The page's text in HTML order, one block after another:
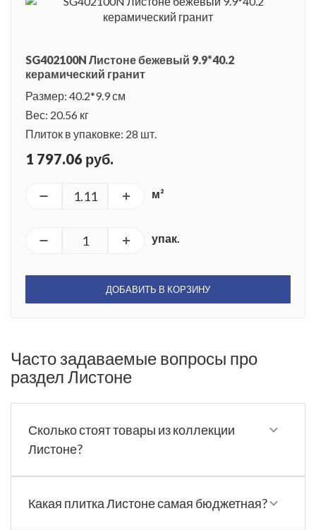
SG402100N Листоне бежевый 9.9*40.2
керамический гранит
Размер: 40.2*9.9 см
Вес: 20.56 кг
Плиток в упаковке: 28 шт.
1 797.06 руб.
м²
упак.
ДОБАВИТЬ В КОРЗИНУ
Часто задаваемые вопросы про
раздел Листоне
Сколько стоят товары из коллекции
Листоне?
Какая плитка Листоне самая бюджетная?